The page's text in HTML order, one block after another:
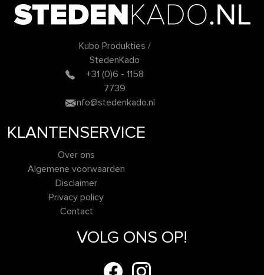
Kubo Produkties /
StedenKado
+31 (0)6 - 1158
7739
info@stedenkado.nl
KLANTENSERVICE
Over ons
Algemene voorwaarden
Disclaimer
Privacy policy
Contact
VOLG ONS OP!